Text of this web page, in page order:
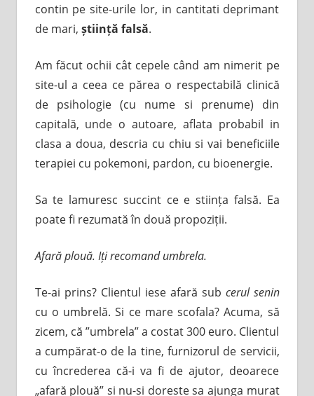
contin pe site-urile lor, in cantitati deprimant
de mari, știință falsă.
Am făcut ochii cât cepele când am nimerit pe
site-ul a ceea ce părea o respectabilă clinică
de psihologie (cu nume si prenume) din
capitală, unde o autoare, aflata probabil in
clasa a doua, descria cu chiu si vai beneficiile
terapiei cu pokemoni, pardon, cu bioenergie.
Sa te lamuresc succint ce e stiința falsă. Ea
poate fi rezumată în două propoziții.
Afară plouă. Iți recomand umbrela.
Te-ai prins? Clientul iese afară sub cerul senin
cu o umbrelă. Si ce mare scofala? Acuma, să
zicem, că ”umbrela” a costat 300 euro. Clientul
a cumpărat-o de la tine, furnizorul de servicii,
cu încrederea că-i va fi de ajutor, deoarece
„afară plouă” si nu-si doreste sa ajunga murat